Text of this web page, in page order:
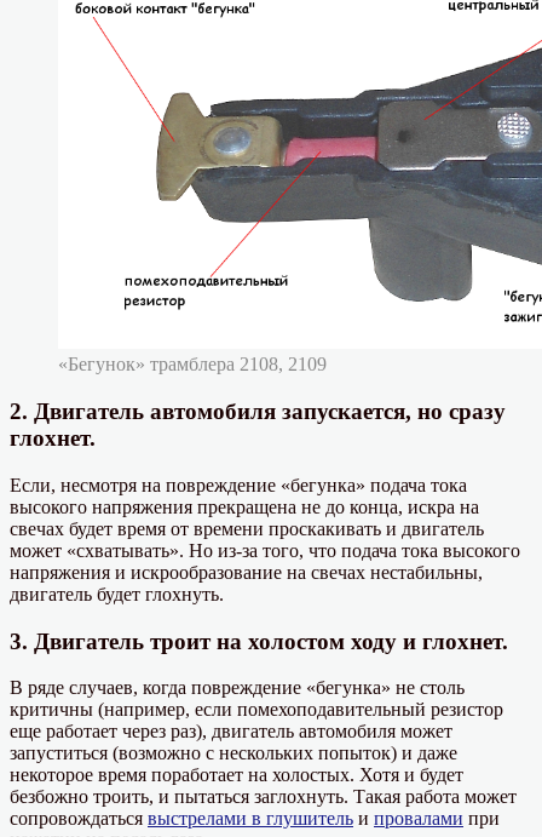
«Бегунок» трамблера 2108, 2109
2. Двигатель автомобиля запускается, но сразу
глохнет.
Если, несмотря на повреждение «бегунка» подача тока
высокого напряжения прекращена не до конца, искра на
свечах будет время от времени проскакивать и двигатель
может «схватывать». Но из-за того, что подача тока высокого
напряжения и искрообразование на свечах нестабильны,
двигатель будет глохнуть.
3. Двигатель троит на холостом ходу и глохнет.
В ряде случаев, когда повреждение «бегунка» не столь
критичны (например, если помехоподавительный резистор
еще работает через раз), двигатель автомобиля может
запуститься (возможно с нескольких попыток) и даже
некоторое время поработает на холостых. Хотя и будет
безбожно троить, и пытаться заглохнуть. Такая работа может
сопровождаться выстрелами в глушитель и провалами при